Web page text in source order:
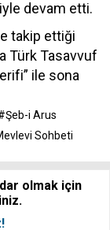
devam etti.
takip ettiği
Türk Tasavvuf
ile sona
i Arus
Sohbeti
olmak için